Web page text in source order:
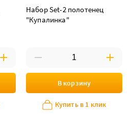
Набор Set-2 полотенец
"Купалинка"
В корзину
Купить в 1 клик